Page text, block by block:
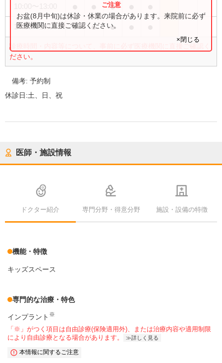
●
14:30〜19:00 ● ● ●
診療時間・内容等について、事前に必ず医療機関に直接ご確認く
ださい。
お盆(8月中旬)は休診・休業の場合があります。来院前に必ず
医療機関に直接ご確認ください。
×閉じる
備考:予約制
休診日:土、日、祝
医師・施設情報
ドクター紹介 専門分野・得意分野 施設・設備の特徴
機能・特徴
キッズスペース
専門的な治療・特色
インプラント ※
「※」がつく項目は自由診療(保険適用外)、または治療内容や適用制限
により自由診療となる場合があります。
詳しく見る
本情報に関するご注意